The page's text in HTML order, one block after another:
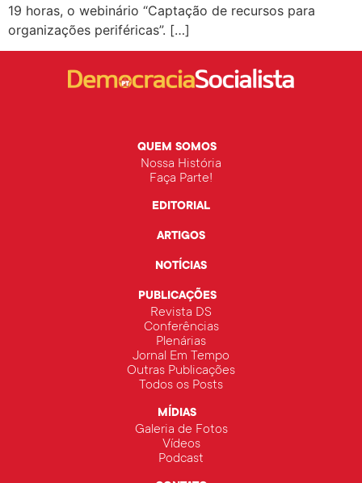
19 horas, o webinário “Captação de recursos para
organizações periféricas”. […]
QUEM SOMOS
Nossa História
Faça Parte!
EDITORIAL
ARTIGOS
NOTÍCIAS
PUBLICAÇÕES
Revista DS
Conferências
Plenárias
Jornal Em Tempo
Outras Publicações
Todos os Posts
MÍDIAS
Galeria de Fotos
Vídeos
Podcast